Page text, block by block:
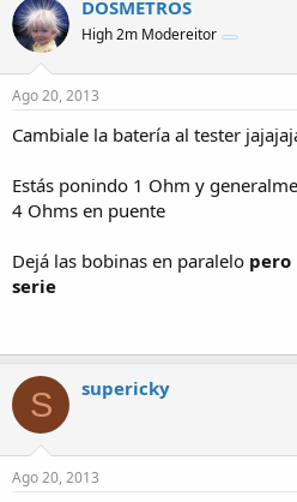
DOSMETROS
High 2m Modereitor
Ago 20, 2013
Cambiale la batería al tester
Estás ponindo 1 Ohm y
4 Ohms en puente
Dejá las bobinas en paralelo pero
serie
S supericky
Ago 20, 2013